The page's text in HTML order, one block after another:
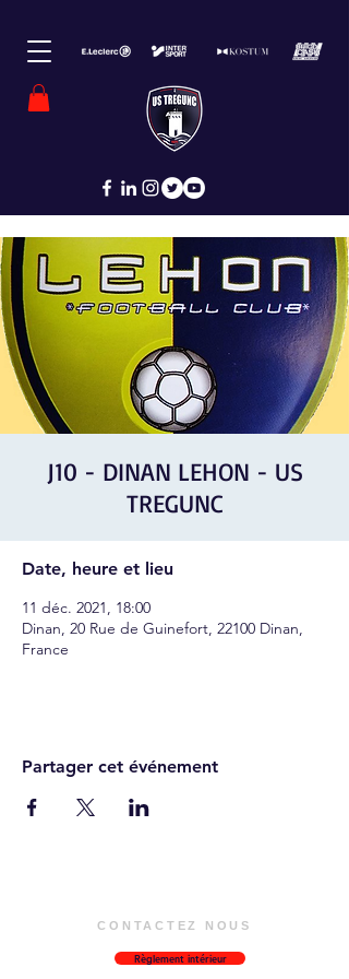
J10 - DINAN LEHON - US
TREGUNC
Date, heure et lieu
11 déc. 2021, 18:00
Dinan, 20 Rue de Guinefort, 22100 Dinan,
France
Partager cet événement
CONTACTEZ NOUS
Règlement intérieur